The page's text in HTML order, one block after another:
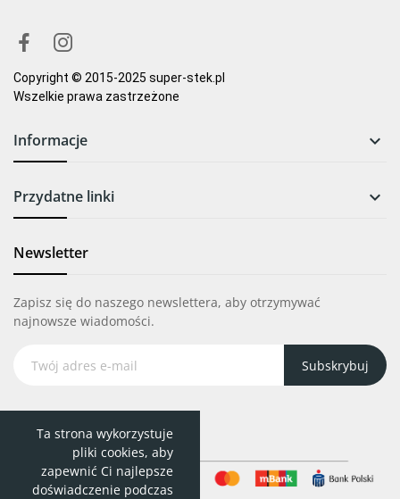
Copyright © 2015-2025 super-stek.pl
Wszelkie prawa zastrzeżone
Informacje 
Przydatne linki 
Newsletter
Zapisz się do naszego newslettera, aby otrzymywać
najnowsze wiadomości.
Subskrybuj
Ta strona wykorzystuje
pliki cookies, aby
zapewnić Ci najlepsze
doświadczenie podczas